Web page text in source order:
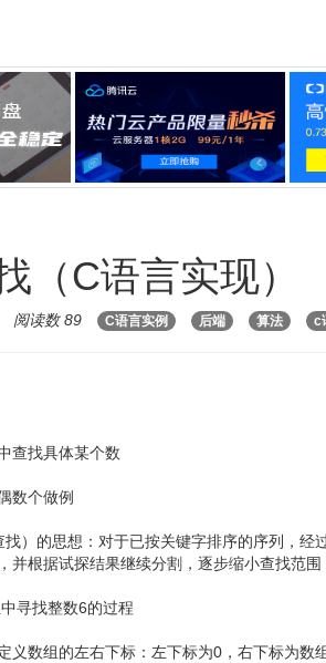
（C语言实现）
阅读数 89 C语言实例 后端 算法 c
查找具体某个数
数个做例
找）的思想：对于已按关键字排序的序列，
并根据试探结果继续分割，逐步缩小查找范围
寻找整数6的过程
义数组的左右下标：左下标为0，右下标为数